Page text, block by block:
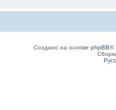
Создано на основе phpBB®